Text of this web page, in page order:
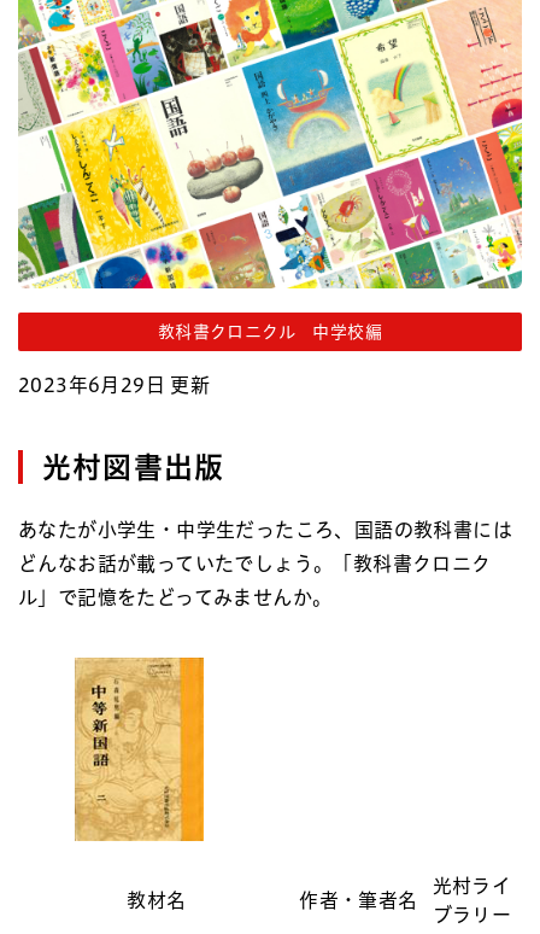
教科書クロニクル 中学校編
2023年6月29日 更新
光村図書出版
あなたが小学生・中学生だったころ、国語の教科書には
どんなお話が載っていたでしょう。「教科書クロニク
ル」で記憶をたどってみませんか。
教材名 作者・筆者名
光村ライ
ブラリー